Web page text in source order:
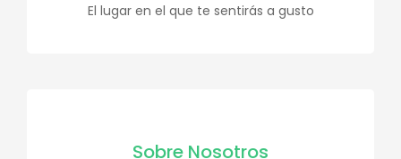
El lugar en el que te sentirás a gusto
Sobre Nosotros